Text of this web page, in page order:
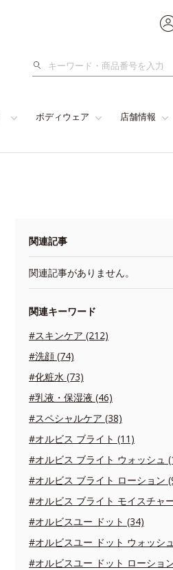
検
ボディウェア 店舗情報
関連記事
関連記事がありません。
関連キーワード
#スキンケア (212)
#洗顔 (74)
#化粧水 (73)
#乳液・保湿液 (46)
#スペシャルケア (38)
#オルビス ブライト (11)
#オルビス ブライト ウォッシュ
#オルビス ブライト ローション
#オルビス ブライト モイスチャ
#オルビスユー ドット (34)
#オルビスユー ドット ウォッシ
#オルビスユー ドット ローショ